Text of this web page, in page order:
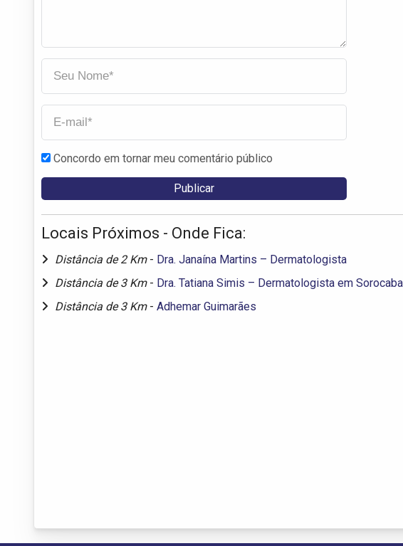
Concordo em tornar meu comentário público
Locais Próximos - Onde Fica:
Distância de 2 Km - Dra. Janaína Martins – Dermatologista
Distância de 3 Km - Dra. Tatiana Simis – Dermatologista em Sorocaba
Distância de 3 Km - Adhemar Guimarães